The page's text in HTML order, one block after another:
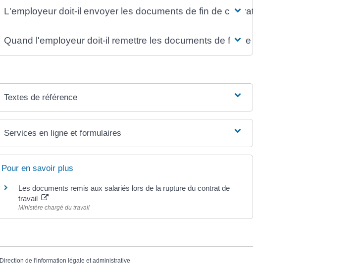
L'employeur doit-il envoyer les documents de fin de contrat au salarié ?
Quand l'employeur doit-il remettre les documents de fin de contrat au salarié ?
Textes de référence
Services en ligne et formulaires
Pour en savoir plus
Les documents remis aux salariés lors de la rupture du contrat de
travail
Ministère chargé du travail
Direction de l'information légale et administrative